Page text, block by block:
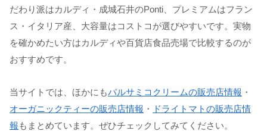
だわり派はカルディ・成城石井のPonti、プレミアムはフラン
ス・イタリア産、大容量はコストコが選びやすいです。実物
を確かめたい方はカルディや百貨店食品売場で比較するのが
おすすめです。
当サイトでは、ほかにもバルサミコクリームの販売店情報 ・
オーガニックティーの販売店情報 ・
ドライトマトの販売店情
報 もまとめています。ぜひチェックしてみてください。